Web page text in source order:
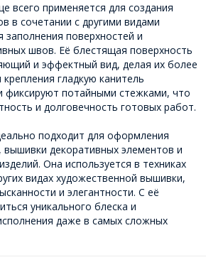
всего применяется для создания
в сочетании с другими видами
заполнения поверхностей и
швов. Её блестящая поверхность
и эффектный вид, делая их более
гладкую канитель
фиксируют потайными стежками, что
и долговечность готовых работ.
подходит для оформления
вышивки декоративных элементов и
Она используется в техниках
видах художественной вышивки,
и элегантности. С её
уникального блеска и
даже в самых сложных